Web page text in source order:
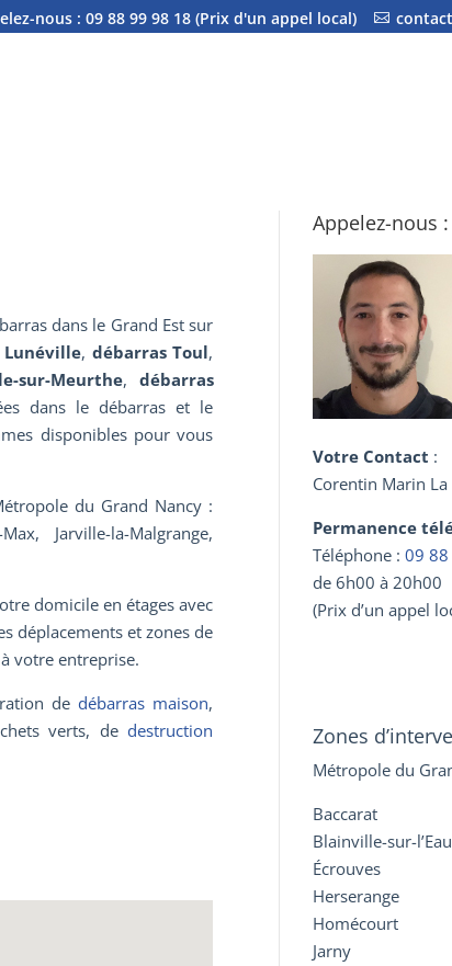
nous : 09 88 99 98 18(Prix d'un appel local)
dans le Grand Est sur
, débarras Toul,
sur-Meurthe, débarras
dans le débarras et le
disponibles pour vous
du Grand Nancy :
Jarville-la-Malgrange,
domicile en étages avec
déplacements et zones de
votre entreprise.
dedébarras maison,
verts, dedestruction
Appelez-nous :
Votre Contact :
Corentin Marin La
Permanence
Téléphone : 09
de 6h00 à 20h00
(Prix d’un appel
Zones
Métropole du
Baccarat
Blainville-sur-l’Eau
Écrouves
Herserange
Homécourt
Jarny